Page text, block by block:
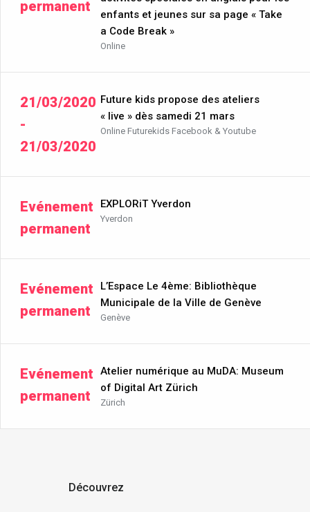
permanent
enfants et jeunes sur sa page « Take
a Code Break »
Online
21/03/2020
-
21/03/2020
Future kids propose des ateliers
« live » dès samedi 21 mars
Online Futurekids Facebook & Youtube
Evénement
permanent
EXPLORiT Yverdon
Yverdon
Evénement
permanent
L’Espace Le 4ème: Bibliothèque
Municipale de la Ville de Genève
Genève
Evénement
permanent
Atelier numérique au MuDA: Museum
of Digital Art Zürich
Zürich
Découvrez